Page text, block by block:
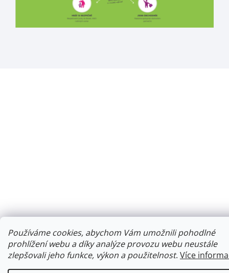
Používáme cookies, abychom Vám umožnili pohodlné
prohlížení webu a díky analýze provozu webu neustále
zlepšovali jeho funkce, výkon a použitelnost. Více